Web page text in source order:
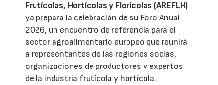
Frutícolas, Hortícolas y Florícolas (AREFLH)
ya prepara la celebración de su Foro Anual
2026, un encuentro de referencia para el
sector agroalimentario europeo que reunirá
a representantes de las regiones socias,
organizaciones de productores y expertos
de la industria frutícola y hortícola.